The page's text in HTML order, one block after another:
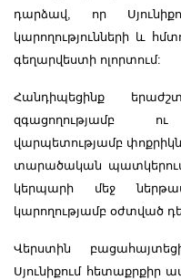
դարձավ, որ
կարողությունների և
գեղարվեստի ոլորտում:
Հանդիպեցինք
զգացողությամբ
վարպետությամբ
տարածական
կերպարի մեջ
կարողությամբ օժտված
Վերստին
Սյունիքում հետաքրքիր